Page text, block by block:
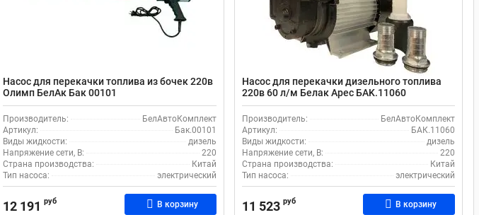
Насос для перекачки топлива из бочек 220в
Олимп БелАк Бак 00101
Производитель:
БелАвтоКомплект
Артикул:
Бак.00101
Виды жидкости:
дизель
Напряжение сети, В:
220
Страна производства:
Китай
Тип насоса:
электрический
12 191 руб В корзину
Насос для перекачки дизельного топлива
220в 60 л/м Белак Арес БAK.11060
Производитель:
БелАвтоКомплект
Артикул:
БАК.11060
Виды жидкости:
дизель
Напряжение сети, В:
220
Страна производства:
Китай
Тип насоса:
электрический
11 523 руб В корзину